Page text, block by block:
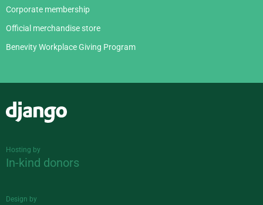
Corporate membership
Official merchandise store
Benevity Workplace Giving Program
Hosting by
In-kind donors
Design by